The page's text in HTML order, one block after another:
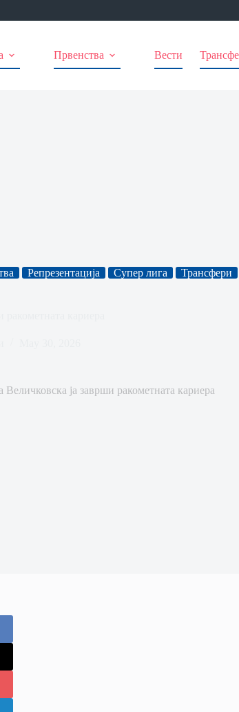
Првенства Вести
Репрезентација Супер лига Трансфери
Величковска ја заврши ракометната кариера